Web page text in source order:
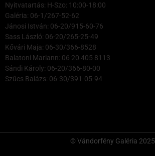
Nyitvatartás: H-Szo: 10:00-18:00
Galéria: 06-1/267-52-62
Jánosi István: 06-20/915-60-76
Sass László: 06-20/265-25-49
Kővári Maja: 06-30/366-8528
Balatoni Mariann: 06 20 405 8113
Sándi Károly: 06-20/366-80-00
Szűcs Balázs: 06-30/391-05-94
© Vándorfény Galéria 2025